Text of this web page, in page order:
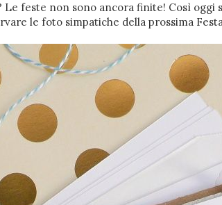
Le feste non sono ancora finite! Così
le foto simpatiche della prossima